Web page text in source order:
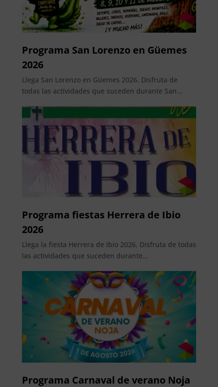
Programa San Lorenzo en Güemes
2026
Llega San Lorenzo en Güemes 2026. Disfruta de
todas las actividades que suceden durante San...
Programa fiestas Herrera de Ibio
2026
Llega la fiesta Herrera de Ibio 2026. Disfruta de todas
las actividades que suceden durante...
Programa Carnaval de verano Noja